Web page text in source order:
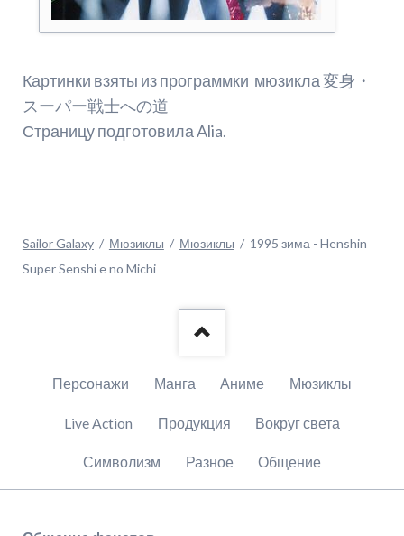
Картинки взяты из программки мюзикла 変身・
スーパー戦士への道
Страницу подготовила Alia.
Sailor Galaxy Мюзиклы Мюзиклы
1995 зима - Henshin
Super Senshi e no Michi
Пропустить
Персонажи Манга Аниме Мюзиклы
Live Action Продукция Вокруг света
Символизм Разное Общение